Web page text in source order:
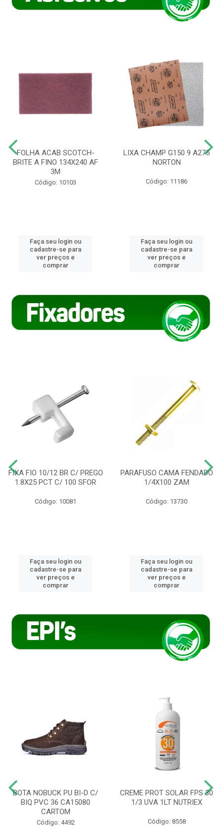
FOLHA ACAB SCOTCH-
BRITE A FINO 134X240 AF
3M
Código: 10103
Faça seu login ou
cadastre-se para
ver preços e
comprar
LIXA CHAMP G150 9 A275
NORTON
Código: 11186
Faça seu login ou
cadastre-se para
ver preços e
comprar
FIXA FIO 10/12 BR C/ PREGO
1.8X25 PCT C/ 100 SFOR
Código: 10081
Faça seu login ou
cadastre-se para
ver preços e
comprar
PARAFUSO CAMA FENDADO
1/4X100 ZAM
Código: 13730
Faça seu login ou
cadastre-se para
ver preços e
comprar
BOTA NOBUCK PU BI-D C/
BIQ PVC 36 CA15080
CARTOM
Código: 4492
CREME PROT SOLAR FPS 30
1/3 UVA 1LT NUTRIEX
Código: 8558